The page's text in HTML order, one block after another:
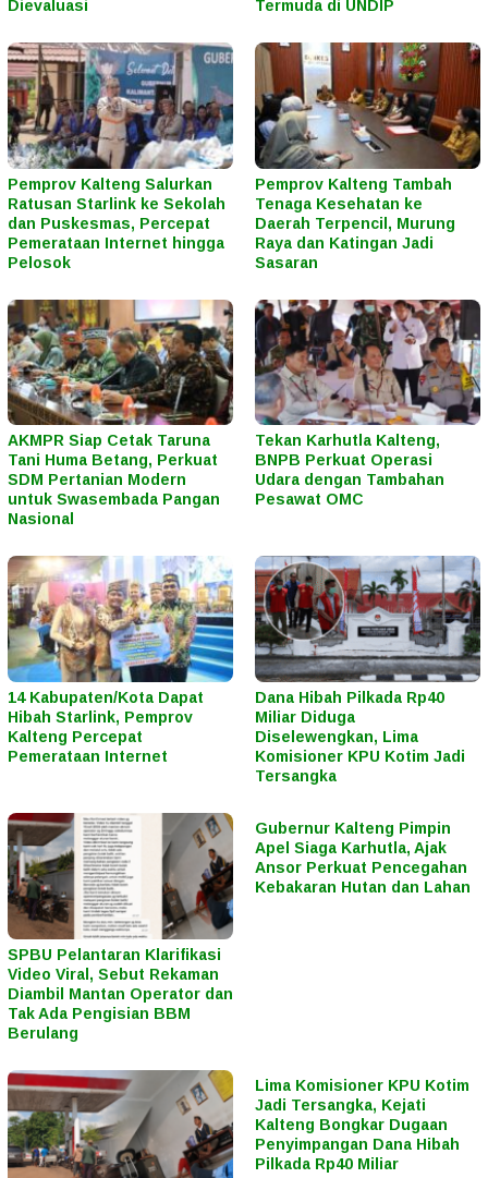
Dievaluasi Termuda di UNDIP
Pemprov Kalteng Salurkan
Ratusan Starlink ke Sekolah
dan Puskesmas, Percepat
Pemerataan Internet hingga
Pelosok
Pemprov Kalteng Tambah
Tenaga Kesehatan ke
Daerah Terpencil, Murung
Raya dan Katingan Jadi
Sasaran
AKMPR Siap Cetak Taruna
Tani Huma Betang, Perkuat
SDM Pertanian Modern
untuk Swasembada Pangan
Nasional
Tekan Karhutla Kalteng,
BNPB Perkuat Operasi
Udara dengan Tambahan
Pesawat OMC
14 Kabupaten/Kota Dapat
Hibah Starlink, Pemprov
Kalteng Percepat
Pemerataan Internet
Dana Hibah Pilkada Rp40
Miliar Diduga
Diselewengkan, Lima
Komisioner KPU Kotim Jadi
Tersangka
SPBU Pelantaran Klarifikasi
Video Viral, Sebut Rekaman
Diambil Mantan Operator dan
Tak Ada Pengisian BBM
Berulang
Gubernur Kalteng Pimpin
Apel Siaga Karhutla, Ajak
Ansor Perkuat Pencegahan
Kebakaran Hutan dan Lahan
Lima Komisioner KPU Kotim
Jadi Tersangka, Kejati
Kalteng Bongkar Dugaan
Penyimpangan Dana Hibah
Pilkada Rp40 Miliar